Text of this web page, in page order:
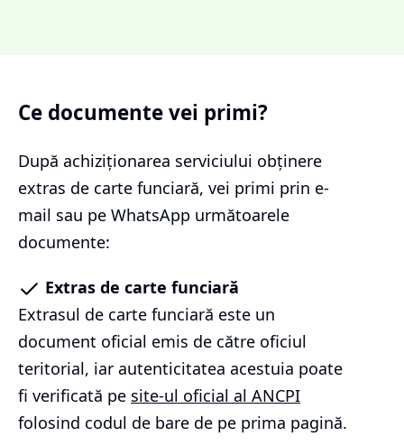
Ce documente vei primi?
După achiziționarea serviciului obținere
extras de carte funciară, vei primi prin e-
mail sau pe WhatsApp următoarele
documente:
Extras de carte funciară
Extrasul de carte funciară este un
document oficial emis de către oficiul
teritorial, iar autenticitatea acestuia poate
fi verificată pe site-ul oficial al ANCPI
folosind codul de bare de pe prima pagină.